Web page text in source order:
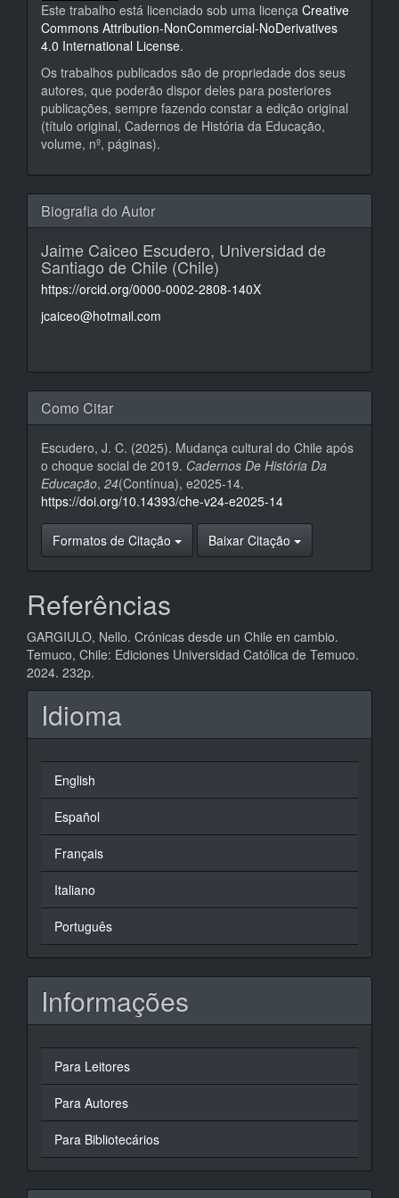
Este trabalho está licenciado sob uma licença Creative
Commons Attribution-NonCommercial-NoDerivatives
4.0 International License.
Os trabalhos publicados são de propriedade dos seus
autores, que poderão dispor deles para posteriores
publicações, sempre fazendo constar a edição original
(título original, Cadernos de História da Educação,
volume, nº, páginas).
Biografia do Autor
Jaime Caiceo Escudero, Universidad de
Santiago de Chile (Chile)
https://orcid.org/0000-0002-2808-140X
jcaiceo@hotmail.com
Como Citar
Escudero, J. C. (2025). Mudança cultural do Chile após
o choque social de 2019. Cadernos De História Da
Educação, 24(Contínua), e2025-14.
https://doi.org/10.14393/che-v24-e2025-14
Formatos de Citação Baixar Citação
Referências
GARGIULO, Nello. Crónicas desde un Chile en cambio.
Temuco, Chile: Ediciones Universidad Católica de Temuco.
2024. 232p.
Idioma
English
Español
Français
Italiano
Português
Informações
Para Leitores
Para Autores
Para Bibliotecários